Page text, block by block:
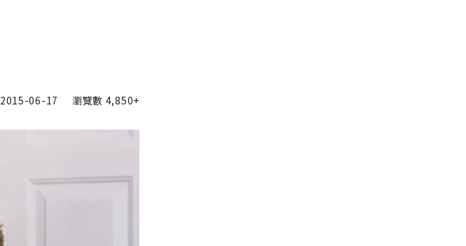
2015-06-17 瀏覽數 4,850+